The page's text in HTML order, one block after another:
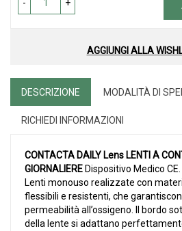
- +
AGGIUNGI ALLA
DESCRIZIONE MODALITÀ DI
RICHIEDI INFORMAZIONI
CONTACTA DAILY Lens LENTI A
GIORNALIERE Dispositivo Medico CE.
Lenti monouso realizzate con
flessibili e resistenti, che
permeabilità all’ossigeno. Il bordo
della lente si adattano